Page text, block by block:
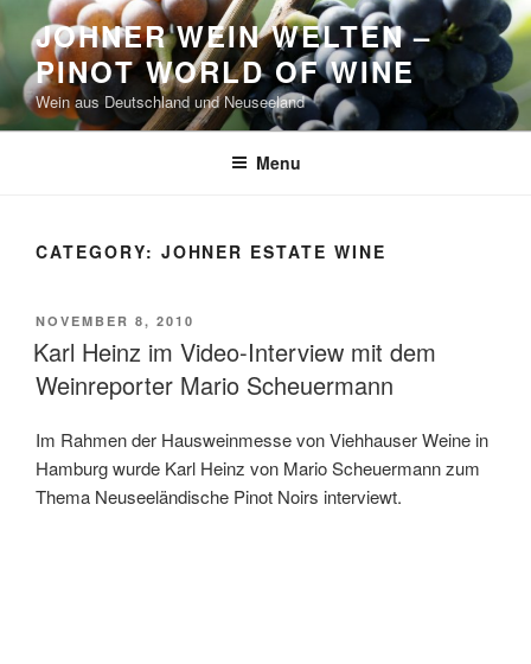
to
content
JOHNER WEIN WELTEN –
PINOT WORLD OF WINE
Wein aus Deutschland und Neuseeland
Menu
CATEGORY: JOHNER ESTATE WINE
POSTED
ON
NOVEMBER 8, 2010
Karl Heinz im Video-Interview mit dem
Weinreporter Mario Scheuermann
Im Rahmen der Hausweinmesse von Viehhauser Weine in
Hamburg wurde Karl Heinz von Mario Scheuermann zum
Thema Neuseeländische Pinot Noirs interviewt.